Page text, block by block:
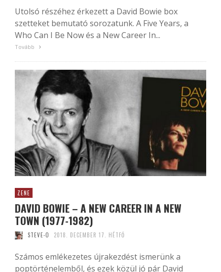
Utolsó részéhez érkezett a David Bowie box
szetteket bemutató sorozatunk. A Five Years, a
Who Can I Be Now és a New Career In...
Tovább
ZENE
DAVID BOWIE – A NEW CAREER IN A NEW
TOWN (1977-1982)
STEVE-O 2018. DECEMBER 17. HÉTFŐ
Számos emlékezetes újrakezdést ismerünk a
poptörténelemből, és ezek közül jó pár David